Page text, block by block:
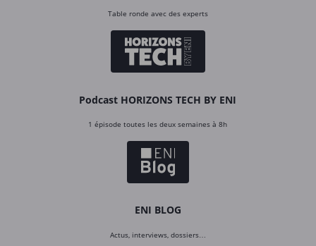
Table ronde avec des experts
Podcast HORIZONS TECH BY ENI
1 épisode toutes les deux semaines à 8h
ENI BLOG
Actus, interviews, dossiers…